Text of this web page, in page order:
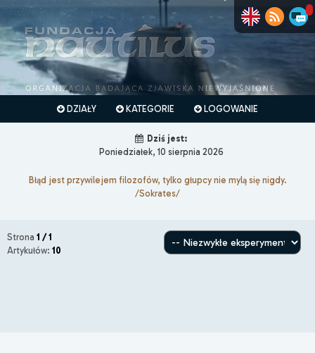
DZIAŁY KATEGORIE LOGOWANIE
Dziś jest:
Poniedziałek, 10 sierpnia 2026
Błąd jest przywilejem filozofów, tylko głupcy nie mylą się nigdy.
/Sokrates/
Strona 1 / 1
Artykułów: 10